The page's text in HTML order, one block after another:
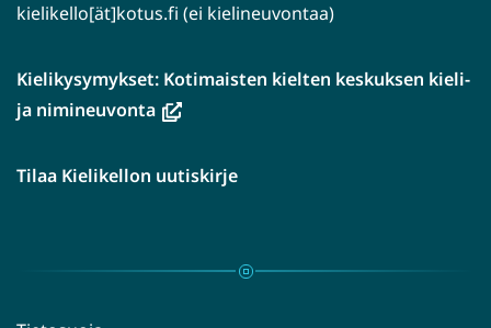
kielikello[ät]kotus.fi (ei kielineuvontaa)
Kielikysymykset: Kotimaisten kielten keskuksen kieli-
ja nimineuvonta(avautuu
ikkunaan,
palveluun)
Tilaa Kielikellon uutiskirje